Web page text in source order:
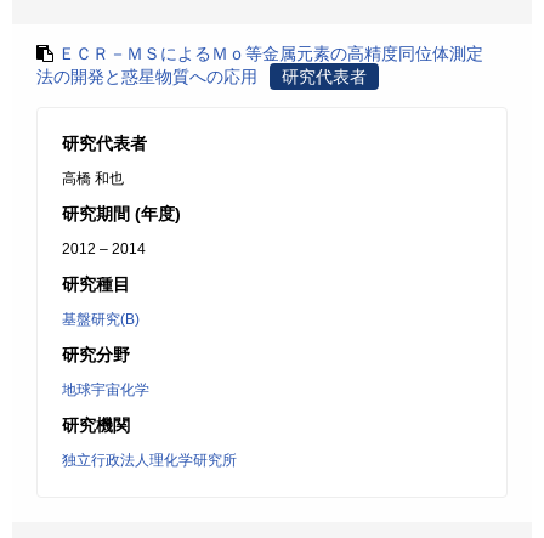
ＥＣＲ－ＭＳによるＭｏ等金属元素の高精度同位体測定
法の開発と惑星物質への応用
研究代表者
研究代表者
高橋 和也
研究期間 (年度)
2012 – 2014
研究種目
基盤研究(B)
研究分野
地球宇宙化学
研究機関
独立行政法人理化学研究所